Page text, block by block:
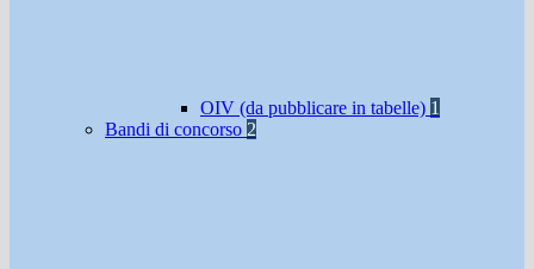
OIV (da pubblicare in tabelle) 1
Bandi di concorso 2